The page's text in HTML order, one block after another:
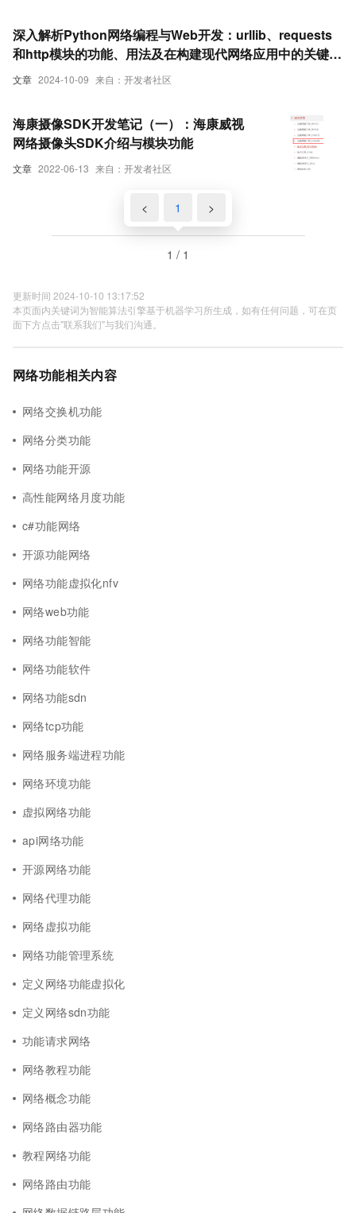
文章 2024-10-09 来自：开发者社区
深入解析Python网络编程与Web开发：urllib、requests
和http模块的功能、用法及在构建现代网络应用中的关键作
用
文章 2022-06-13 来自：开发者社区
海康摄像SDK开发笔记（一）：海康威视
网络摄像头SDK介绍与模块功能
< 1 >
1 / 1
更新时间 2024-10-10 13:17:52
本页面内关键词为智能算法引擎基于机器学习所生成，如有任何问题，可在页
面下方点击"联系我们"与我们沟通。
网络功能相关内容
网络交换机功能
网络分类功能
网络功能开源
高性能网络月度功能
c#功能网络
开源功能网络
网络功能虚拟化nfv
网络web功能
网络功能智能
网络功能软件
网络功能sdn
网络tcp功能
网络服务端进程功能
网络环境功能
虚拟网络功能
api网络功能
开源网络功能
网络代理功能
网络虚拟功能
网络功能管理系统
定义网络功能虚拟化
定义网络sdn功能
功能请求网络
网络教程功能
网络概念功能
网络路由器功能
教程网络功能
网络路由功能